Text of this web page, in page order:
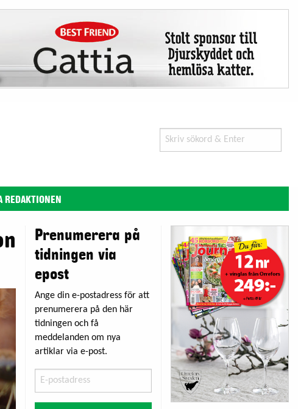
Search
for:
REDAKTIONEN
Prenumerera på
tidningen via
epost
Ange din e-postadress för att
prenumerera på den här
tidningen och få
meddelanden om nya
artiklar via e-post.
postadress